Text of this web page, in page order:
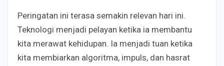
Peringatan ini terasa semakin relevan hari ini.
Teknologi menjadi pelayan ketika ia membantu
kita merawat kehidupan. Ia menjadi tuan ketika
kita membiarkan algoritma, impuls, dan hasrat